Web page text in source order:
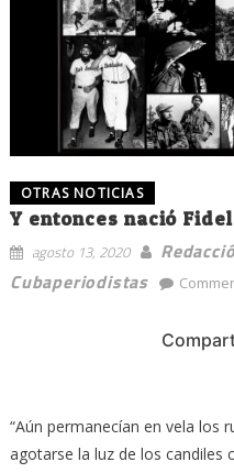
OTRAS NOTICIAS
Y entonces nació Fidel
agosto 13, 2020
Cubaperiodistas
“Aún permanecían en vela los
agotarse la luz de los candiles